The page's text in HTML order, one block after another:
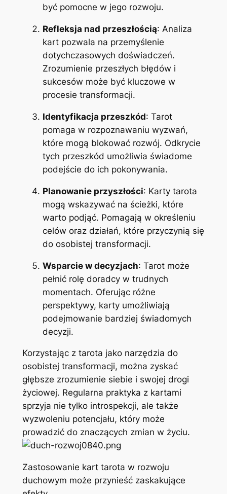
być pomocne w jego rozwoju.
Refleksja nad przeszłością: Analiza
kart pozwala na przemyślenie
dotychczasowych doświadczeń.
Zrozumienie przeszłych błędów i
sukcesów może być kluczowe w
procesie transformacji.
Identyfikacja przeszkód: Tarot
pomaga w rozpoznawaniu wyzwań,
które mogą blokować rozwój. Odkrycie
tych przeszkód umożliwia świadome
podejście do ich pokonywania.
Planowanie przyszłości: Karty tarota
mogą wskazywać na ścieżki, które
warto podjąć. Pomagają w określeniu
celów oraz działań, które przyczynią się
do osobistej transformacji.
Wsparcie w decyzjach: Tarot może
pełnić rolę doradcy w trudnych
momentach. Oferując różne
perspektywy, karty umożliwiają
podejmowanie bardziej świadomych
decyzji.
Korzystając z tarota jako narzędzia do
osobistej transformacji, można zyskać
głębsze zrozumienie siebie i swojej drogi
życiowej. Regularna praktyka z kartami
sprzyja nie tylko introspekcji, ale także
wyzwoleniu potencjału, który może
prowadzić do znaczących zmian w życiu.
Zastosowanie kart tarota w rozwoju
duchowym może przynieść zaskakujące